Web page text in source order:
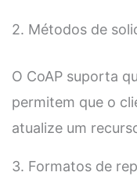
2. Métodos de
O CoAP suporta
permitem que o
atualize um
3. Formatos de